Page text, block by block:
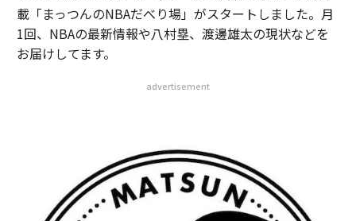
載「まっつんのNBAだべり場」がスタートしました。月
1回、NBAの最新情報や八村塁、渡邊雄太の現状などを
お届けしてます。
advertisement